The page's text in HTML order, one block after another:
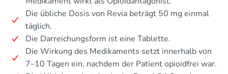
Die übliche Dosis von Revia beträgt 50 mg einmal
täglich.
Die Darreichungsform ist eine Tablette.
Die Wirkung des Medikaments setzt innerhalb von
7–10 Tagen ein, nachdem der Patient opioidfrei war.